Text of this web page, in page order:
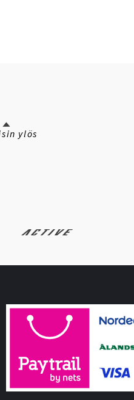
ylös